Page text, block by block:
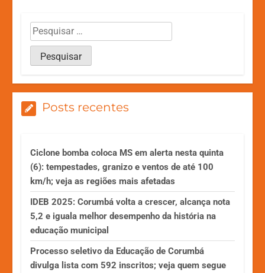
Posts recentes
Ciclone bomba coloca MS em alerta nesta quinta
(6): tempestades, granizo e ventos de até 100
km/h; veja as regiões mais afetadas
IDEB 2025: Corumbá volta a crescer, alcança nota
5,2 e iguala melhor desempenho da história na
educação municipal
Processo seletivo da Educação de Corumbá
divulga lista com 592 inscritos; veja quem segue